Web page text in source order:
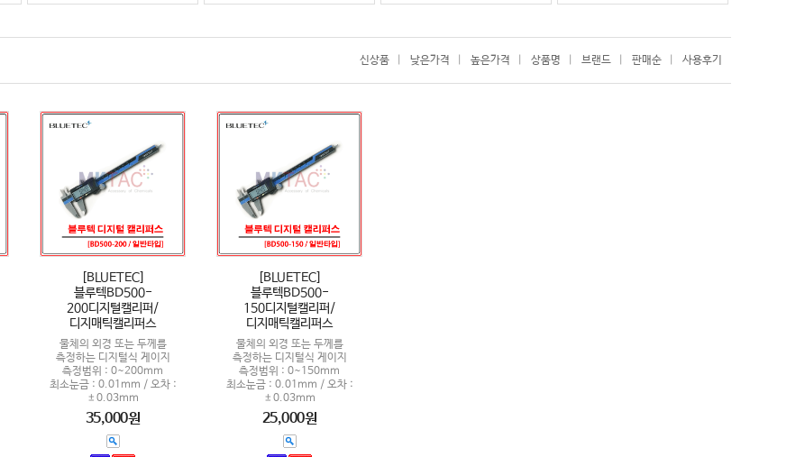
신상품 낮은가격 높은가격 상품명 브랜드 판매순 사용후기
[BLUETEC]
블루텍BD500-
200디지털캘리퍼/
디지매틱캘리퍼스
물체의 외경 또는 두께를
측정하는 디지털식 게이지
측정범위 : 0~200mm
최소눈금 : 0.01mm / 오차 :
±0.03mm
35,000원
[BLUETEC]
블루텍BD500-
150디지털캘리퍼/
디지매틱캘리퍼스
물체의 외경 또는 두께를
측정하는 디지털식 게이지
측정범위 : 0~150mm
최소눈금 : 0.01mm / 오차 :
±0.03mm
25,000원